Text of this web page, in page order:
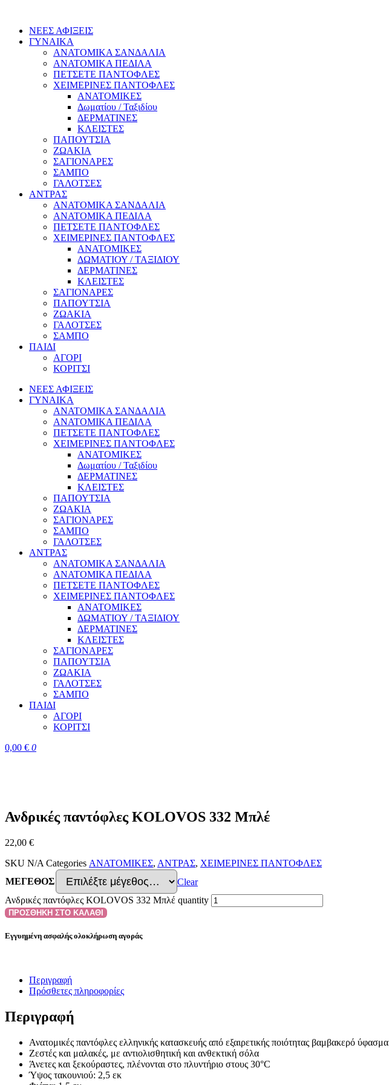
ΝΕΕΣ ΑΦΙΞΕΙΣ
ΓΥΝΑΙΚΑ
ΑΝΑΤΟΜΙΚΑ ΣΑΝΔΑΛΙΑ
ΑΝΑΤΟΜΙΚΑ ΠΕΔΙΛΑ
ΠΕΤΣΕΤΕ ΠΑΝΤΟΦΛΕΣ
ΧΕΙΜΕΡΙΝΕΣ ΠΑΝΤΟΦΛΕΣ
ΑΝΑΤΟΜΙΚΕΣ
Δωματίου / Ταξιδίου
ΔΕΡΜΑΤΙΝΕΣ
ΚΛΕΙΣΤΕΣ
ΠΑΠΟΥΤΣΙΑ
ΖΩΑΚΙΑ
ΣΑΓΙΟΝΑΡΕΣ
ΣΑΜΠΟ
ΓΑΛΟΤΣΕΣ
ΑΝΤΡΑΣ
ΑΝΑΤΟΜΙΚΑ ΣΑΝΔΑΛΙΑ
ΑΝΑΤΟΜΙΚΑ ΠΕΔΙΛΑ
ΠΕΤΣΕΤΕ ΠΑΝΤΟΦΛΕΣ
ΧΕΙΜΕΡΙΝΕΣ ΠΑΝΤΟΦΛΕΣ
ΑΝΑΤΟΜΙΚΕΣ
ΔΩΜΑΤΙΟΥ / ΤΑΞΙΔΙΟΥ
ΔΕΡΜΑΤΙΝΕΣ
ΚΛΕΙΣΤΕΣ
ΣΑΓΙΟΝΑΡΕΣ
ΠΑΠΟΥΤΣΙΑ
ΖΩΑΚΙΑ
ΓΑΛΟΤΣΕΣ
ΣΑΜΠΟ
ΠΑΙΔΙ
ΑΓΟΡΙ
ΚΟΡΙΤΣΙ
ΝΕΕΣ ΑΦΙΞΕΙΣ
ΓΥΝΑΙΚΑ
ΑΝΑΤΟΜΙΚΑ ΣΑΝΔΑΛΙΑ
ΑΝΑΤΟΜΙΚΑ ΠΕΔΙΛΑ
ΠΕΤΣΕΤΕ ΠΑΝΤΟΦΛΕΣ
ΧΕΙΜΕΡΙΝΕΣ ΠΑΝΤΟΦΛΕΣ
ΑΝΑΤΟΜΙΚΕΣ
Δωματίου / Ταξιδίου
ΔΕΡΜΑΤΙΝΕΣ
ΚΛΕΙΣΤΕΣ
ΠΑΠΟΥΤΣΙΑ
ΖΩΑΚΙΑ
ΣΑΓΙΟΝΑΡΕΣ
ΣΑΜΠΟ
ΓΑΛΟΤΣΕΣ
ΑΝΤΡΑΣ
ΑΝΑΤΟΜΙΚΑ ΣΑΝΔΑΛΙΑ
ΑΝΑΤΟΜΙΚΑ ΠΕΔΙΛΑ
ΠΕΤΣΕΤΕ ΠΑΝΤΟΦΛΕΣ
ΧΕΙΜΕΡΙΝΕΣ ΠΑΝΤΟΦΛΕΣ
ΑΝΑΤΟΜΙΚΕΣ
ΔΩΜΑΤΙΟΥ / ΤΑΞΙΔΙΟΥ
ΔΕΡΜΑΤΙΝΕΣ
ΚΛΕΙΣΤΕΣ
ΣΑΓΙΟΝΑΡΕΣ
ΠΑΠΟΥΤΣΙΑ
ΖΩΑΚΙΑ
ΓΑΛΟΤΣΕΣ
ΣΑΜΠΟ
ΠΑΙΔΙ
ΑΓΟΡΙ
ΚΟΡΙΤΣΙ
0,00 € 0
Ανδρικές παντόφλες KOLOVOS 332 Μπλέ
22,00 €
SKU N/A Categories ΑΝΑΤΟΜΙΚΕΣ, ΑΝΤΡΑΣ, ΧΕΙΜΕΡΙΝΕΣ ΠΑΝΤΟΦΛΕΣ
ΜΕΓΕΘΟΣ
Clear
Ανδρικές παντόφλες KOLOVOS 332 Μπλέ quantity
ΠΡΟΣΘΗΚΗ ΣΤΟ ΚΑΛΑΘΙ
Εγγυημένη ασφαλής ολοκλήρωση αγοράς
Περιγραφή
Πρόσθετες πληροφορίες
Περιγραφή
Ανατομικές παντόφλες ελληνικής κατασκευής από εξαιρετικής ποιότητας βαμβακερό ύφασμα
Ζεστές και μαλακές, με αντιολισθητική και ανθεκτική σόλα
Άνετες και ξεκούραστες, πλένονται στο πλυντήριο στους 30°C
Ύψος τακουνιού: 2,5 εκ